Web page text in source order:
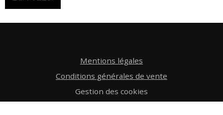
Mentions légales
Conditions générales de vente
Gestion des cookies